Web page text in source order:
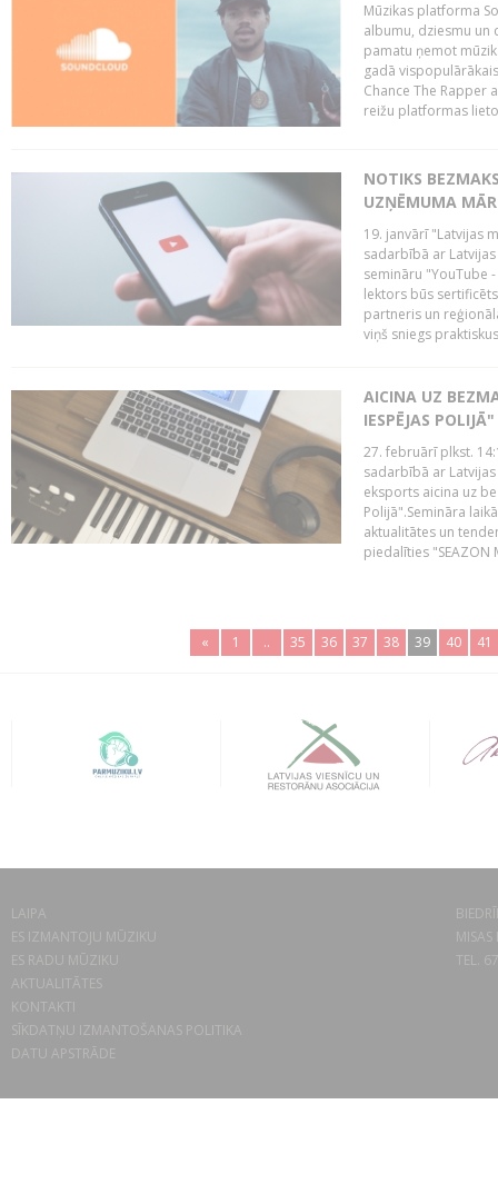
Mūzikas platforma
albumu, dziesmu un
pamatu ņemot
gadā
Chance The Rapper
reižu platformas
NOTIKS
UZŅĒMUMA
19. janvārī "Latvijas
sadarbībā ar
semināru "YouTube
lektors būs
partneris un
viņš sniegs
AICINA UZ
IESPĒJAS POLIJĀ"
27. februārī plkst.
sadarbībā ar
eksports aicina uz
Polijā".Semināra
aktualitātes un
piedalīties "SEAZON
« 1 .. 35 36 37 38 39 40 41
LAIPA
ES IZMANTOJU MŪZIKU
ES RADU MŪZIKU
AKTUALITĀTES
KONTAKTI
SĪKDATŅU IZMANTOŠANAS POLITIKA
DATU APSTRĀDE
TEL.